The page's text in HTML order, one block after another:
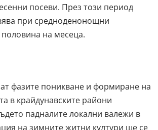
посеви. През този период
при средноденонощни
на месеца.
фазите поникване и формиране на
в крайдунавските райони
падналите локални валежи в
на зимните житни култури ще се